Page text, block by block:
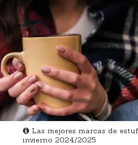
Las mejores marcas de
invierno 2024/2025